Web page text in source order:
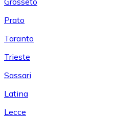
Prato
Taranto
Trieste
Sassari
Latina
Lecce